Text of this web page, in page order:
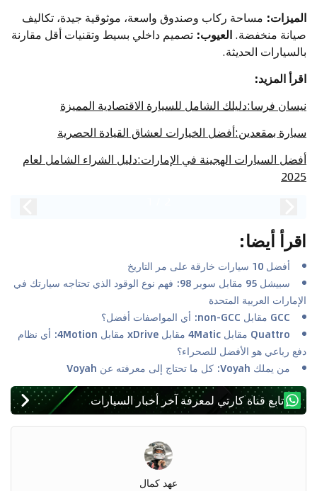
الميزات: مساحة ركاب وصندوق واسعة، موثوقية جيدة، تكاليف
صيانة منخفضة. العيوب: تصميم داخلي بسيط وتقنيات أقل مقارنة
بالسيارات الحديثة.
اقرأ المزيد:
نيسان فرسا:دليلك الشامل للسيارة الاقتصادية المميزة
سيارة بمقعدين:أفضل الخيارات لعشاق القيادة الحصرية
أفضل السيارات الهجينة في الإمارات:دليل الشراء الشامل لعام
2025
اقرأ أيضا:
أفضل 10 سيارات خارقة على مر التاريخ
سبيشل 95 مقابل سوبر 98: فهم نوع الوقود الذي تحتاجه سيارتك في
الإمارات العربية المتحدة
GCC مقابل non-GCC: أي المواصفات أفضل؟
Quattro مقابل 4Matic مقابل xDrive مقابل 4Motion: أي نظام
دفع رباعي هو الأفضل للصحراء؟
من يملك Voyah: كل ما تحتاج إلى معرفته عن Voyah
تابع قناة كارتي لمعرفة آخر أخبار السيارات
عهد كمال